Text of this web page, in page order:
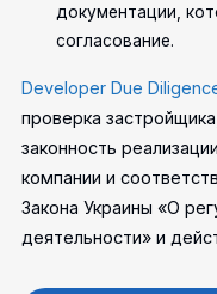
документации,
согласование.
Developer Due
проверка
законность
компании и
Закона Украины «О
деятельности» и